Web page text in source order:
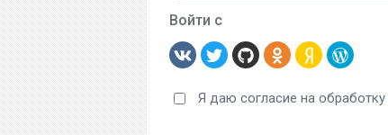
Войти с
Я даю согласие на обработку